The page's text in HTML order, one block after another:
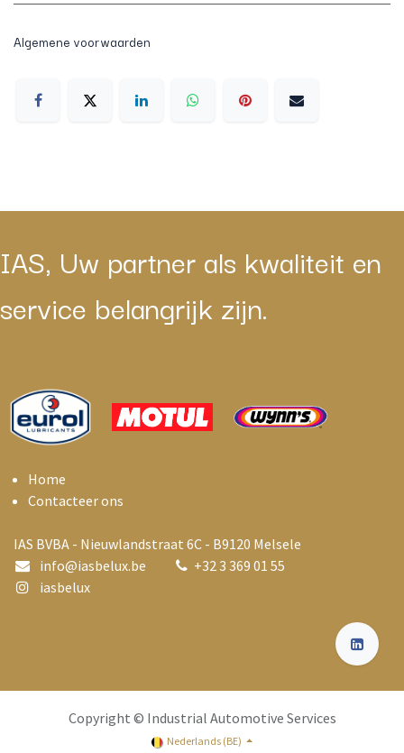
Algemene voorwaarden
IAS, Uw partner als kwaliteit en
service belangrijk zijn.
Home
Contacteer ons
IAS BVBA - Nieuwlandstraat 6C - B9120 Melsele
info@iasbelux.be +32 3 369 01 55
iasbelux
Copyright © Industrial Automotive Services
Nederlands (BE)